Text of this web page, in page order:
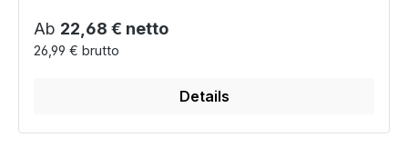
Regulärer Preis:
Ab 22,68 € netto
26,99 € brutto
Details